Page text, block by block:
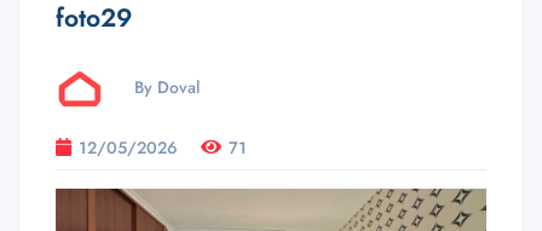
foto29
By Doval
12/05/2026 71